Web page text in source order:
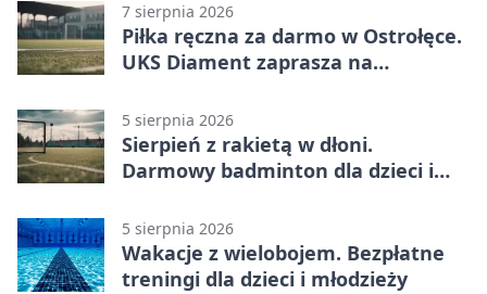
7 sierpnia 2026
Piłka ręczna za darmo w Ostrołęce.
UKS Diament zaprasza na
5 sierpnia 2026
Sierpień z rakietą w dłoni.
Darmowy badminton dla dzieci i
5 sierpnia 2026
Wakacje z wielobojem. Bezpłatne
treningi dla dzieci i młodzieży